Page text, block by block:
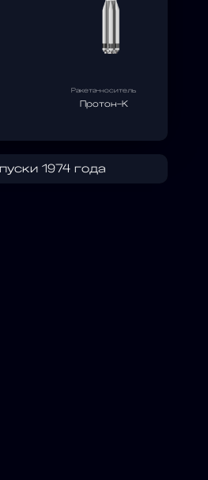
Ракета-носитель
Протон-К
1974 года